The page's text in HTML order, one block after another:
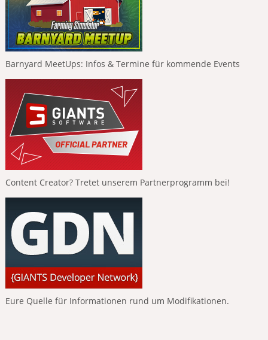
Barnyard MeetUps: Infos & Termine für kommende Events
Content Creator? Tretet unserem Partnerprogramm bei!
Eure Quelle für Informationen rund um Modifikationen.